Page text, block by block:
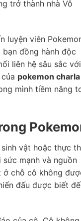
trở thành nhà Vô
luyện viên
đồng hành độc
liên hệ sâu sắc với
pokemon charla
mình tiềm năng
vật hoặc thực
mạnh và nguồn
ở chỗ cô không
đấu được biết